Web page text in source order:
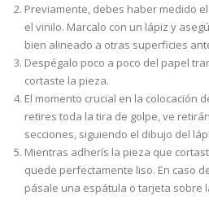
Previamente, debes haber medido
el vinilo. Marcalo con un lápiz y
bien alineado a otras superficies
Despégalo poco a poco del papel
cortaste la pieza.
El momento crucial en la colocación
retires toda la tira de golpe, ve
secciones, siguiendo el dibujo del
Mientras adherís la pieza que
quede perfectamente liso. En caso
pásale una espátula o tarjeta sobre